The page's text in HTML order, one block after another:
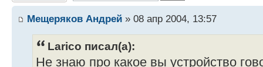
Мещеряков Андрей » 08 апр 2004, 13:57
Larico писал(а):
Не знаю про какое вы устройство